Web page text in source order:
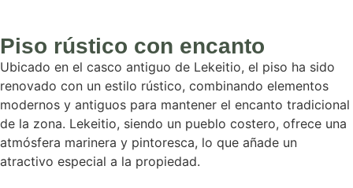
Piso rústico con encanto
Ubicado en el casco antiguo de Lekeitio, el piso ha sido
renovado con un estilo rústico, combinando elementos
modernos y antiguos para mantener el encanto tradicional
de la zona. Lekeitio, siendo un pueblo costero, ofrece una
atmósfera marinera y pintoresca, lo que añade un
atractivo especial a la propiedad.